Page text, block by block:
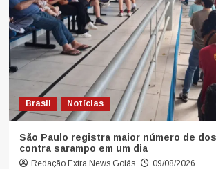
Brasil Notícias
São Paulo registra maior número de
contra sarampo em um dia
Redação Extra News Goiás 09/08/2026